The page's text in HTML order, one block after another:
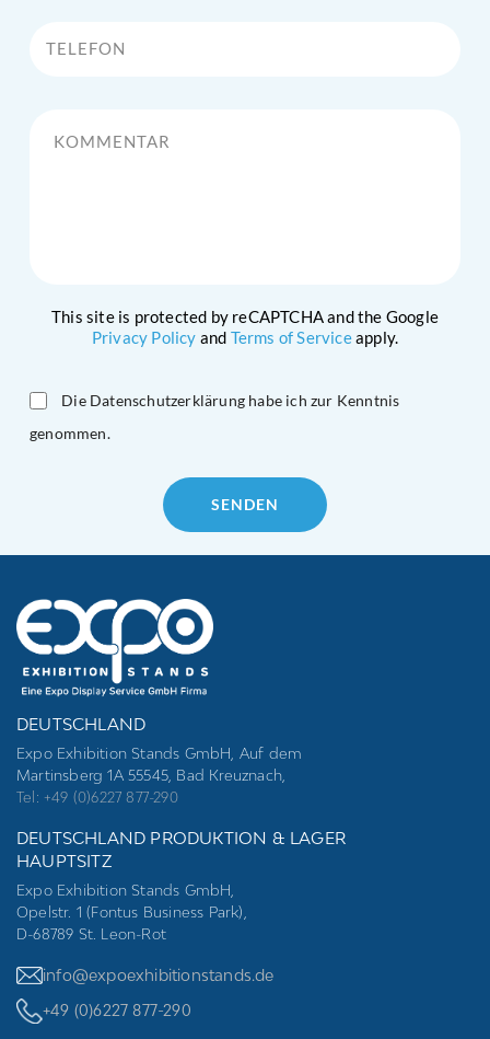
This site is protected by reCAPTCHA and the Google
Privacy Policy and Terms of Serviceapply.
Die Datenschutzerklärung habe ich zur Kenntnis
genommen.
empty.
DEUTSCHLAND
Expo Exhibition Stands GmbH, Auf dem
Martinsberg 1A 55545, Bad Kreuznach,
Tel: +49 (0)6227 877-290
DEUTSCHLAND PRODUKTION & LAGER
HAUPTSITZ
Expo Exhibition Stands GmbH,
Opelstr. 1 (Fontus Business Park),
D-68789 St. Leon-Rot
info@expoexhibitionstands.de
+49 (0)6227 877-290